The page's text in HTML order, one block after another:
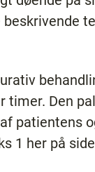
timer. Den
patientens
1 her på